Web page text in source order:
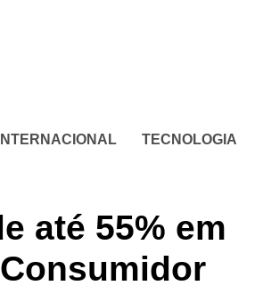
INTERNACIONAL TECNOLOGIA
até 55% em